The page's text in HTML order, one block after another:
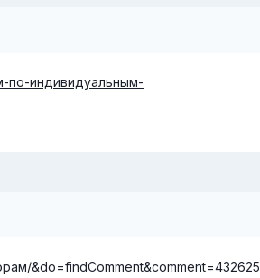
по-индивидуальным-
&do=findComment&comment=432625